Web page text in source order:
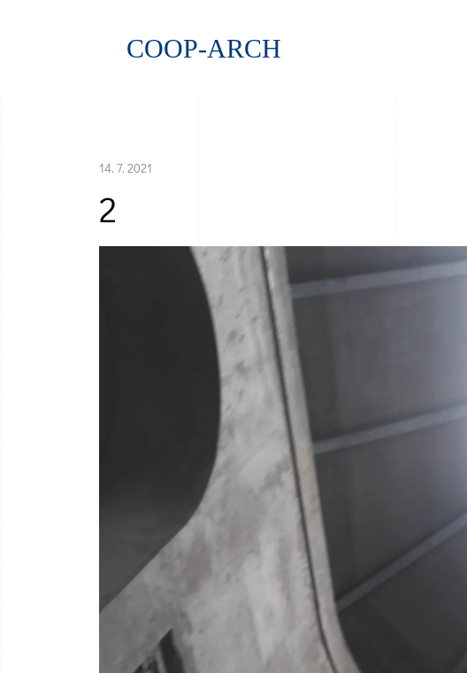
COOP-ARCH
14. 7. 2021
2